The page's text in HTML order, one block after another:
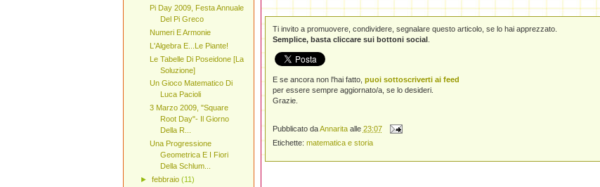
Ti invito a promuovere, condividere, segnalare questo articolo, se lo hai apprezzato.
Semplice, basta cliccare sui bottoni social.
E se ancora non l'hai fatto, puoi sottoscriverti ai feed
per essere sempre aggiornato/a, se lo desideri.
Grazie.
Pubblicato daAnnarita alle 23:07
Etichette: matematica e storia
Pi Day 2009, Festa Annuale
Del Pi Greco
Numeri E Armonie
L'Algebra E...Le Piante!
Le Tabelle Di Poseidone [La
Soluzione]
Un Gioco Matematico Di
Luca Pacioli
3 Marzo 2009, "Square
Root Day"- Il Giorno
Della R...
Una Progressione
Geometrica E I Fiori
Della Schlum...
► febbraio (11)